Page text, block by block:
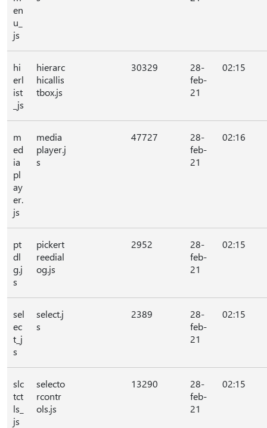
en
u_
js
hi
erl
ist
_js
hierarc
hicallis
tbox.js
30329
28-
feb-
21
02:15
m
ed
ia
pl
ay
er.
js
media
player.j
s
47727
28-
feb-
21
02:16
pt
dl
g.j
s
pickert
reedial
og.js
2952
28-
feb-
21
02:15
sel
ec
t_j
s
select.j
s
2389
28-
feb-
21
02:15
slc
tct
ls_
js
selecto
rcontr
ols.js
13290
28-
feb-
21
02:15